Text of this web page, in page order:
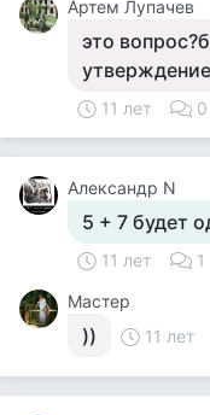
Артем Лупачев
это
утверждение
11 лет 0
Александр N
5 + 7 будет
11 лет 1
Мастер
)) 11 лет